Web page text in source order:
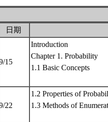
日期
15
Introduction
Chapter 1. Probability
1.1 Basic Concepts
22
1.2 Properties of
1.3 Methods of